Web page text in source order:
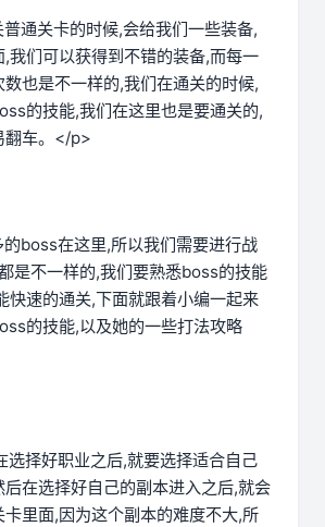
通关卡的时候,会给我们一些装备,
我们可以获得到不错的装备,而每一
也是不一样的,我们在通关的时候,
的技能,我们在这里也是要通关的,
翻车。</p>
boss在这里,所以我们需要进行战
是不一样的,我们要熟悉boss的技能
快速的通关,下面就跟着小编一起来
的技能,以及她的一些打法攻略
选择好职业之后,就要选择适合自己
后在选择好自己的副本进入之后,就会
里面,因为这个副本的难度不大,所